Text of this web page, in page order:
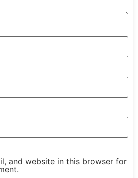
and website in this browser for